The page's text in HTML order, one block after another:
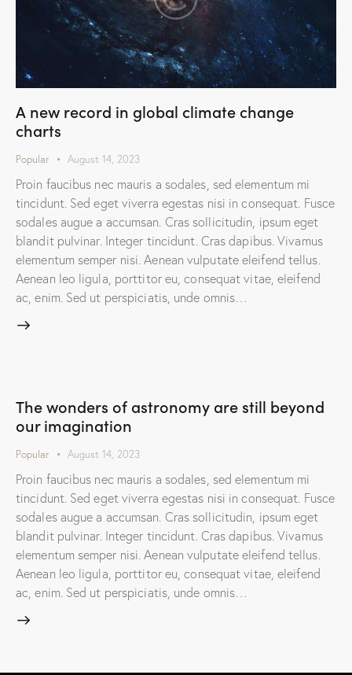
A new record in global climate change
charts
Popular August 14, 2023
Proin faucibus nec mauris a sodales, sed elementum mi
tincidunt. Sed eget viverra egestas nisi in consequat. Fusce
sodales augue a accumsan. Cras sollicitudin, ipsum eget
blandit pulvinar. Integer tincidunt. Cras dapibus. Vivamus
elementum semper nisi. Aenean vulputate eleifend tellus.
Aenean leo ligula, porttitor eu, consequat vitae, eleifend
ac, enim. Sed ut perspiciatis, unde omnis…
The wonders of astronomy are still beyond
our imagination
Popular August 14, 2023
Proin faucibus nec mauris a sodales, sed elementum mi
tincidunt. Sed eget viverra egestas nisi in consequat. Fusce
sodales augue a accumsan. Cras sollicitudin, ipsum eget
blandit pulvinar. Integer tincidunt. Cras dapibus. Vivamus
elementum semper nisi. Aenean vulputate eleifend tellus.
Aenean leo ligula, porttitor eu, consequat vitae, eleifend
ac, enim. Sed ut perspiciatis, unde omnis…